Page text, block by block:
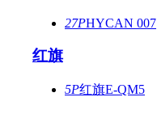
27PHYCAN 007
红旗
5P红旗E-QM5